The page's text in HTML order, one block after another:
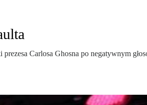
Carlosa Ghosna po negatywnym